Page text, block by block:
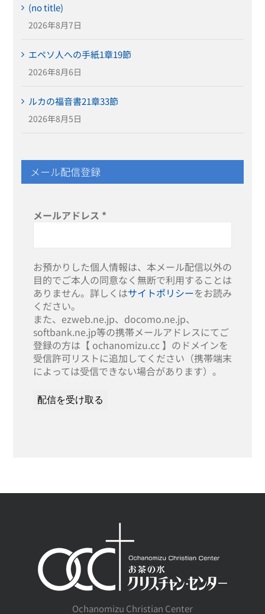
(no title)
2026年8月7日
エペソ人への手紙1章19節
2026年8月6日
ルカの福音書21章33節
2026年8月5日
メール配信登録
メールアドレス *
お預かりした個人情報は、本メール配信以外の
目的でご本人の同意なく無断で利用することは
ありません。詳しくはサイトポリシーをお読み
ください。
また、ezweb.ne.jp、docomo.ne.jp、
softbank.ne.jp等の携帯メールアドレスにてご
登録の方は【 ochanomizu.cc 】のドメインを
受信許可リストに追加してください（携帯端末
によっては受信できない場合があります）。
Ochanomizu Christian Center